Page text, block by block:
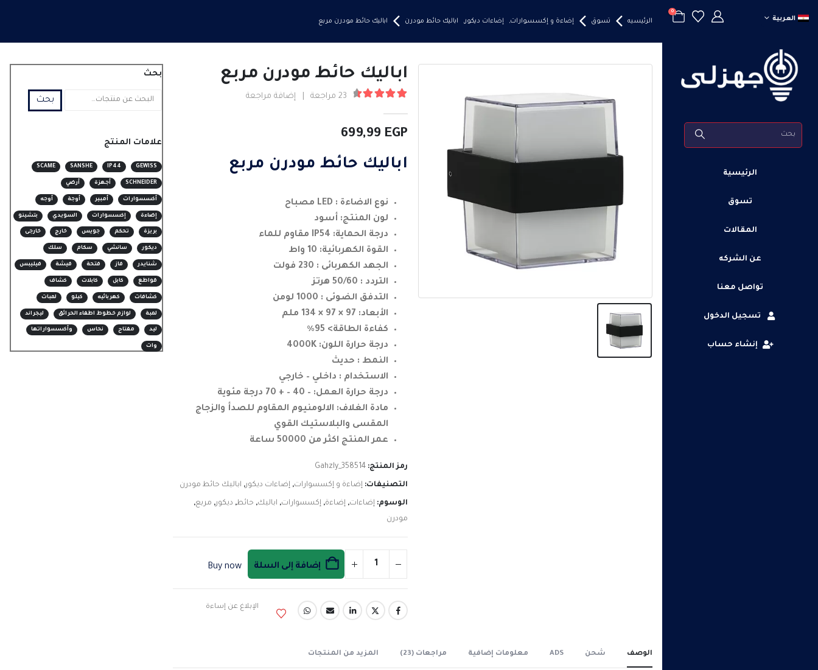
العربية
0
الرئيسية
تسوق
المقالات
عن الشركه
تواصل معنا
تسجيل الدخول
إنشاء حساب
الرئيسيه تسوق إضاءة و إكسسوارات, إضاءات ديكور, اباليك حائط مودرن اباليك حائط مودرن مربع
اباليك حائط مودرن مربع
23مراجعة إضافة مراجعة
699,99 EGP
اباليك حائط مودرن مربع
نوع الاضاءة : LED مصباح
لون المنتج: أسود
درجة الحماية: IP54 مقاوم للماء
القوة الكهربائية: 10 واط
الجهد الكهربائى : 230 فولت
التردد : 50/60 هرتز
التدفق الضوئى : 1000 لومن
الأبعاد: 97 × 97 × 134 ملم
كفاءة الطاقة> 95٪
درجة حرارة اللون: 4000K
النمط : حديث
الاستخدام : داخلي – خارجي
درجة حرارة العمل: – 40 – + 70 درجة مئوية
مادة الغلاف: الالومنيوم المقاوم للصدأ والزجاج
المقسى والبلاستيك القوي
عمر المنتج اكثر من 50000 ساعة
رمز المنتج: Gahzly_358514
التصنيفات: إضاءة و إكسسوارات, إضاءات ديكور, اباليك حائط مودرن
الوسوم: إضاءات, إضاءة, إكسسوارات, اباليك, حائط, ديكور, مربع,
مودرن
إضافة إلى السلة Buy now
الإبلاغ عن إساءة
الوصف شحن ADS معلومات إضافية مراجعات (23) المزيد من المنتجات
بحث
بحث
علامات المنتج
GEWISS
IP44
SANSHE
SCAME
SCHNEIDER أجهزة أرضي
أكسسوارات أمبير أوجة أوجه
إضاءة إكسسوارات السويدي بتشينو
بريزة تحكم جويس خارج خارجى
ديكور سانشي سكام سلك
شنايدر فاز فتحة فيشة فيليبس
قواطع كابل كابلات كشاف
كشافات كهربائيه كيلو لمبات
لمبة لوازم خطوط اطفاء الحرائق ليجراند
ليد مفتاح نحاس وأكسسواراتها
وات